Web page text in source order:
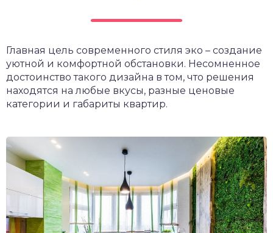
Главная цель современного стиля эко – создание
уютной и комфортной обстановки. Несомненное
достоинство такого дизайна в том, что решения
находятся на любые вкусы, разные ценовые
категории и габариты квартир.